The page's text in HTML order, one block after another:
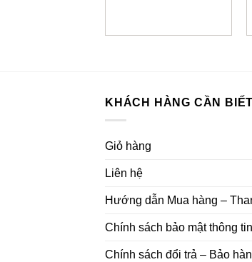
KHÁCH HÀNG CẦN BIẾT
Giỏ hàng
Liên hệ
Hướng dẫn Mua hàng –
Chính sách bảo mật thông tin
Chính sách đổi trả – Bảo